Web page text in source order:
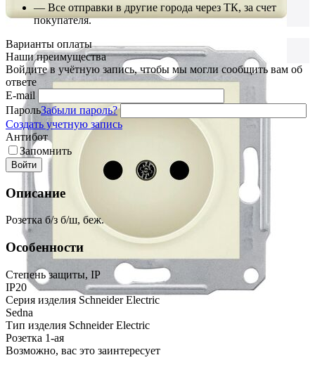
— Все отправки в другие города через ТК, за счет
покупателя.
Варианты оплаты
Наши преимущества
Войдите в учётную запись, чтобы мы могли сообщить вам об
ответе
E-mail
ПарольЗабыли пароль?
Создать учетную запись
Антибот
Запомнить
Войти
Описание
Розетка б/з б/ш, беж.
Особенности
Степень защиты, IP
IP20
Серия изделия Schneider Electric
Sedna
Тип изделия Schneider Electric
Розетка 1-ая
Возможно, вас это заинтересует